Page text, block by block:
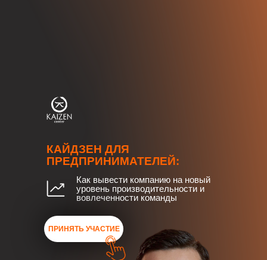
КАЙДЗЕН ДЛЯ
ПРЕДПРИНИМАТЕЛЕЙ:
Как вывести компанию на новый
уровень производительности и
вовлеченности команды
ПРИНЯТЬ УЧАСТИЕ